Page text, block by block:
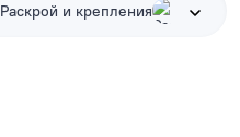
Раскрой и крепления